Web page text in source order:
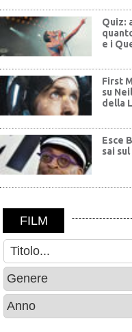
Quiz:
e i
First
su
della
Esce
sai